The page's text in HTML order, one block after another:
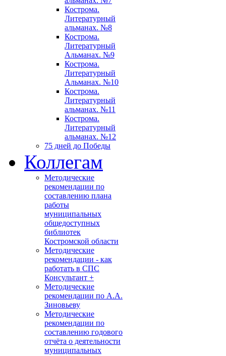
Кострома.
Литературный
альманах. №8
Кострома.
Литературный
Альманах. №9
Кострома.
Литературный
Альманах. №10
Кострома.
Литературный
альманах. №11
Кострома.
Литературный
альманах. №12
75 дней до Победы
Коллегам
Методические
рекомендации по
составлению плана
работы
муниципальных
общедоступных
библиотек
Костромской области
Методические
рекомендации - как
работать в СПС
Консультант +
Методические
рекомендации по А.А.
Зиновьеву
Методические
рекомендации по
составлению годового
отчёта о деятельности
муниципальных